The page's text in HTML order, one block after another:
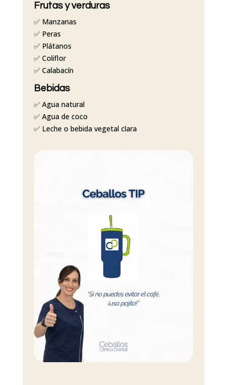
Frutas y verduras
✅ Manzanas
✅ Peras
✅ Plátanos
✅ Coliflor
✅ Calabacín
Bebidas
✅ Agua natural
✅ Agua de coco
✅ Leche o bebida vegetal clara